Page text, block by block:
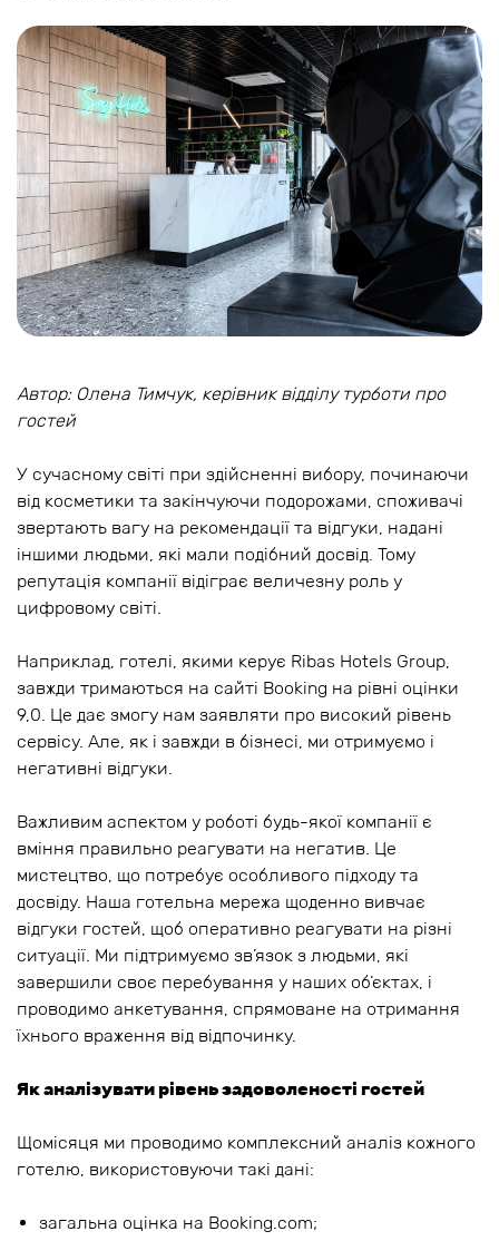
Автор: Олена Тимчук, керівник відділу турботи про
гостей
У сучасному світі при здійсненні вибору, починаючи
від косметики та закінчуючи подорожами, споживачі
звертають вагу на рекомендації та відгуки, надані
іншими людьми, які мали подібний досвід. Тому
репутація компанії відіграє величезну роль у
цифровому світі.
Наприклад, готелі, якими керує Ribas Hotels Group,
завжди тримаються на сайті Booking на рівні оцінки
9,0. Це дає змогу нам заявляти про високий рівень
сервісу. Але, як і завжди в бізнесі, ми отримуємо і
негативні відгуки.
Важливим аспектом у роботі будь-якої компанії є
вміння правильно реагувати на негатив. Це
мистецтво, що потребує особливого підходу та
досвіду. Наша готельна мережа щоденно вивчає
відгуки гостей, щоб оперативно реагувати на різні
ситуації. Ми підтримуємо зв’язок з людьми, які
завершили своє перебування у наших об’єктах, і
проводимо анкетування, спрямоване на отримання
їхнього враження від відпочинку.
Як аналізувати рівень задоволеності гостей
Щомісяця ми проводимо комплексний аналіз кожного
готелю, використовуючи такі дані:
загальна оцінка на Booking.com;